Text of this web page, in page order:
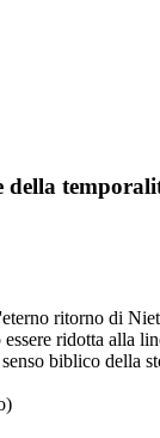
della
ritorno di
ridotta alla
biblico della